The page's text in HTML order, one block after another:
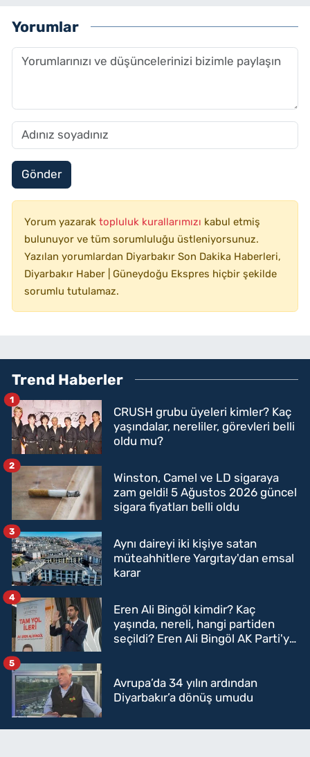
Yorumlar
Gönder
Yorum yazarak topluluk kurallarımızı kabul etmiş
bulunuyor ve tüm sorumluluğu üstleniyorsunuz.
Yazılan yorumlardan Diyarbakır Son Dakika Haberleri,
Diyarbakır Haber | Güneydoğu Ekspres hiçbir şekilde
sorumlu tutulamaz.
Trend Haberler
CRUSH grubu üyeleri kimler? Kaç
yaşındalar, nereliler, görevleri belli
oldu mu?
1
Winston, Camel ve LD sigaraya
zam geldi! 5 Ağustos 2026 güncel
sigara fiyatları belli oldu
2
Aynı daireyi iki kişiye satan
müteahhitlere Yargıtay'dan emsal
karar
3
Eren Ali Bingöl kimdir? Kaç
yaşında, nereli, hangi partiden
seçildi? Eren Ali Bingöl AK Parti'ye
4
Avrupa’da 34 yılın ardından
Diyarbakır’a dönüş umudu
5